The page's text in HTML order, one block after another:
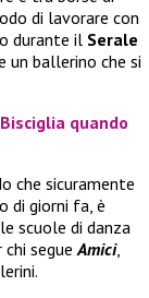
di lavorare con
durante il Serale
ballerino che si
quando
che sicuramente
di giorni fa, è
scuole di danza
chi segueAmici,